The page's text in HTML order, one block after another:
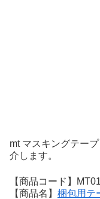
mt マスキングテー
介します。
【商品コード】
【商品名】 梱包用テ